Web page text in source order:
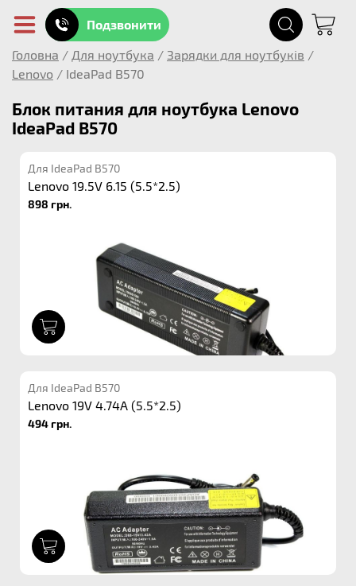
Подзвонити
Головна / Для ноутбука / Зарядки для ноутбуків /
Lenovo / IdeaPad B570
Блок питания для ноутбука Lenovo
IdeaPad B570
Для IdeaPad B570
Lenovo 19.5V 6.15 (5.5*2.5)
898 грн.
Для IdeaPad B570
Lenovo 19V 4.74A (5.5*2.5)
494 грн.